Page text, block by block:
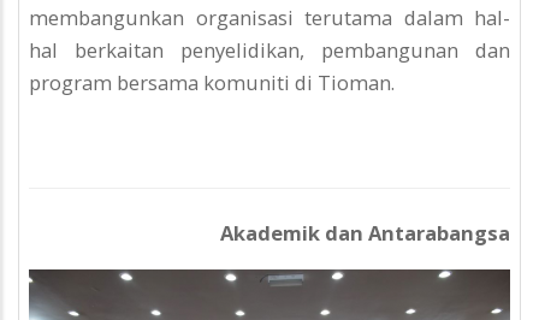
membangunkan organisasi terutama dalam hal-
hal berkaitan penyelidikan, pembangunan dan
program bersama komuniti di Tioman.
Akademik dan Antarabangsa